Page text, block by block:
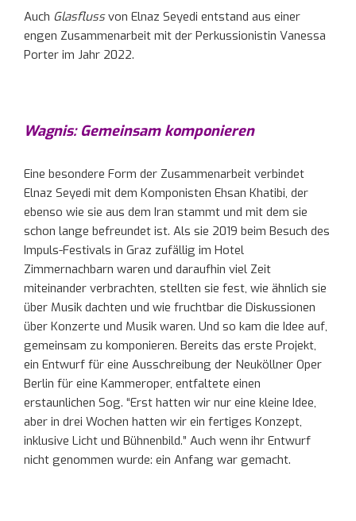
Auch Glasflussvon Elnaz Seyedi entstand aus einer
engen Zusammenarbeit mit der Perkussionistin Vanessa
Porter im Jahr 2022.
Wagnis: Gemeinsam komponieren
Eine besondere Form der Zusammenarbeit verbindet
Elnaz Seyedi mit dem Komponisten Ehsan Khatibi, der
ebenso wie sie aus dem Iran stammt und mit dem sie
schon lange befreundet ist. Als sie 2019 beim Besuch des
Impuls-Festivals in Graz zufällig im Hotel
Zimmernachbarn waren und daraufhin viel Zeit
miteinander verbrachten, stellten sie fest, wie ähnlich sie
über Musik dachten und wie fruchtbar die Diskussionen
über Konzerte und Musik waren. Und so kam die Idee auf,
gemeinsam zu komponieren. Bereits das erste Projekt,
ein Entwurf für eine Ausschreibung der Neuköllner Oper
Berlin für eine Kammeroper, entfaltete einen
erstaunlichen Sog. “Erst hatten wir nur eine kleine Idee,
aber in drei Wochen hatten wir ein fertiges Konzept,
inklusive Licht und Bühnenbild.” Auch wenn ihr Entwurf
nicht genommen wurde: ein Anfang war gemacht.